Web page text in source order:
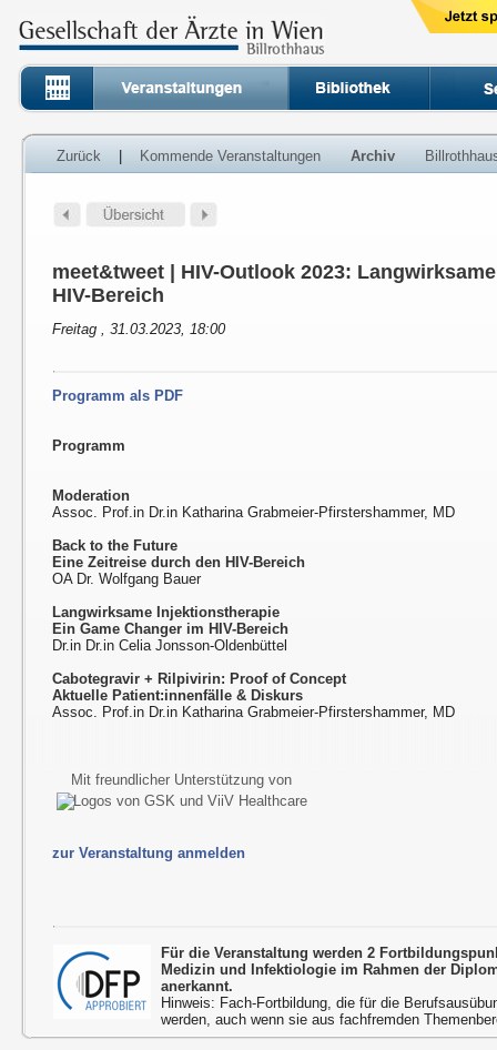
Zurück Kommende Veranstaltungen Archiv
meet&tweet | HIV-Outlook 2023:
HIV-Bereich
Freitag , 31.03.2023, 18:00
Programm als PDF
Programm
Moderation
Assoc. Prof.in Dr.in Katharina Grabmeier-Pfirstershammer, MD
Back to the Future
Eine Zeitreise durch den HIV-Bereich
OA Dr. Wolfgang Bauer
Langwirksame Injektionstherapie
Ein Game Changer im HIV-Bereich
Dr.in Dr.in Celia Jonsson-Oldenbüttel
Cabotegravir + Rilpivirin: Proof of Concept
Aktuelle Patient:innenfälle & Diskurs
Assoc. Prof.in Dr.in Katharina Grabmeier-Pfirstershammer, MD
Mit freundlicher Unterstützung von
zur Veranstaltung anmelden
Für die Veranstaltung werden 2
Medizin und Infektiologie im Rahmen der
anerkannt.
Hinweis: Fach-Fortbildung, die für die
werden, auch wenn sie aus fachfremden